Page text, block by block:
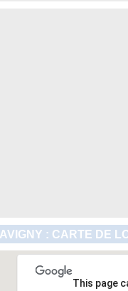
: CARTE DE
This page